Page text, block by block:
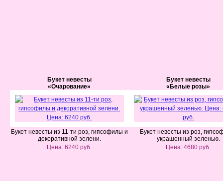
Букет невесты
«Очарование»
Букет невесты из 11-ти роз, гипсофилы и
декоративной зелени.
Цена: 6240 руб.
Букет невесты
«Белые розы»
Букет невесты из роз,
украшенный зеленью.
Цена: 4680 руб.